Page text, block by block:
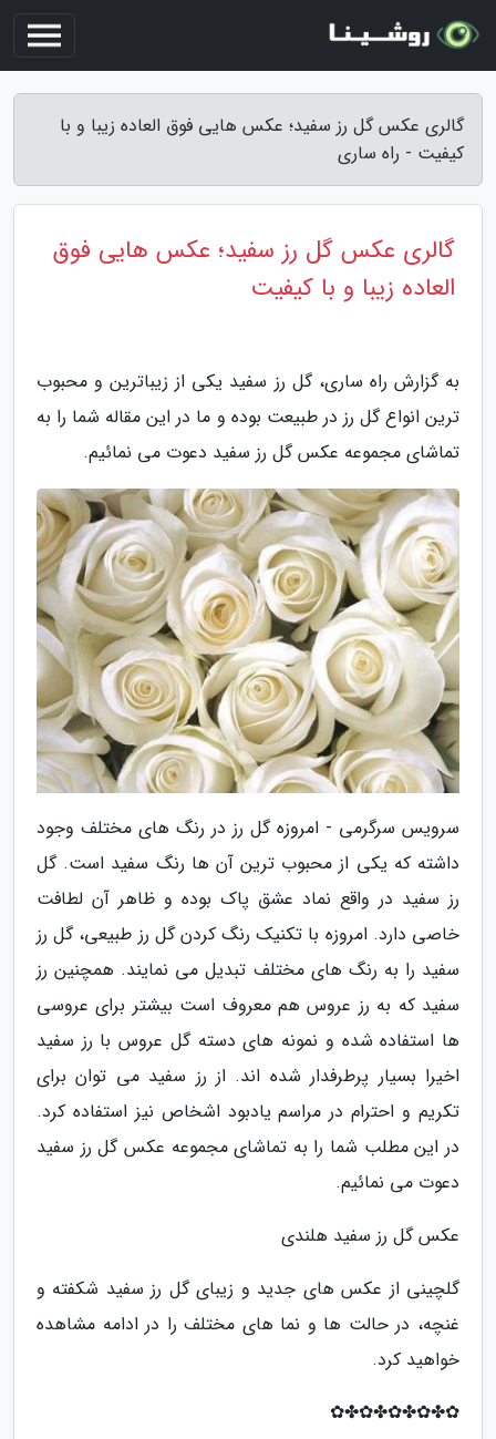
گالری عکس گل رز سفید؛ عکس هایی فوق العاده زیبا و با
کیفیت - راه ساری
گالری عکس گل رز سفید؛ عکس هایی فوق
العاده زیبا و با کیفیت
به گزارش راه ساری، گل رز سفید یکی از زیباترین و محبوب
ترین انواع گل رز در طبیعت بوده و ما در این مقاله شما را به
تماشای مجموعه عکس گل رز سفید دعوت می نمائیم.
سرویس سرگرمی - امروزه گل رز در رنگ های مختلف وجود
داشته که یکی از محبوب ترین آن ها رنگ سفید است. گل
رز سفید در واقع نماد عشق پاک بوده و ظاهر آن لطافت
خاصی دارد. امروزه با تکنیک رنگ کردن گل رز طبیعی، گل رز
سفید را به رنگ های مختلف تبدیل می نمایند. همچنین رز
سفید که به رز عروس هم معروف است بیشتر برای عروسی
ها استفاده شده و نمونه های دسته گل عروس با رز سفید
اخیرا بسیار پرطرفدار شده اند. از رز سفید می توان برای
تکریم و احترام در مراسم یادبود اشخاص نیز استفاده کرد.
در این مطلب شما را به تماشای مجموعه عکس گل رز سفید
دعوت می نمائیم.
عکس گل رز سفید هلندی
گلچینی از عکس های جدید و زیبای گل رز سفید شکفته و
غنچه، در حالت ها و نما های مختلف را در ادامه مشاهده
خواهید کرد.
✿✤✿✤✿✤✿✤✿